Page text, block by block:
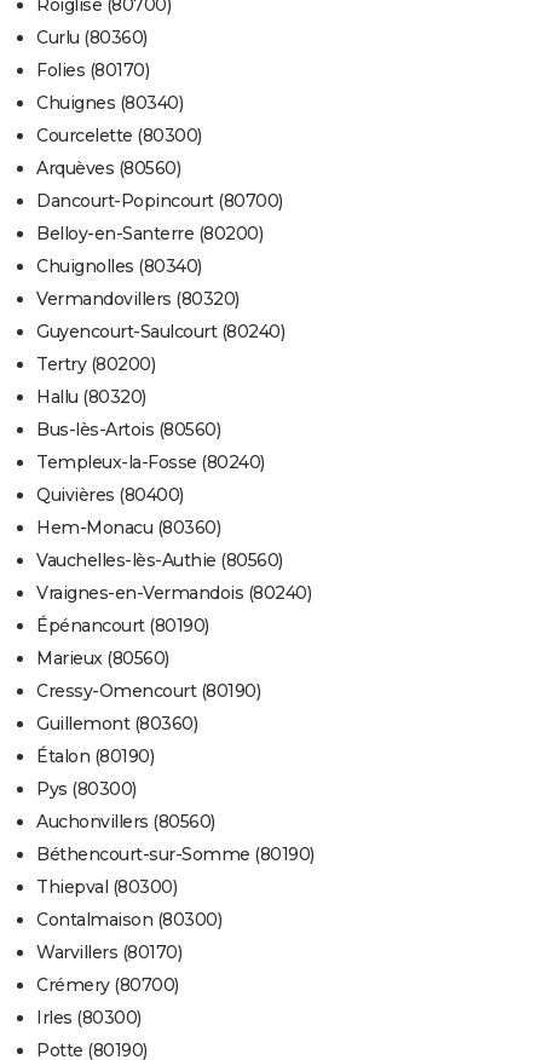
Roiglise (80700)
Curlu (80360)
Folies (80170)
Chuignes (80340)
Courcelette (80300)
Arquèves (80560)
Dancourt-Popincourt (80700)
Belloy-en-Santerre (80200)
Chuignolles (80340)
Vermandovillers (80320)
Guyencourt-Saulcourt (80240)
Tertry (80200)
Hallu (80320)
Bus-lès-Artois (80560)
Templeux-la-Fosse (80240)
Quivières (80400)
Hem-Monacu (80360)
Vauchelles-lès-Authie (80560)
Vraignes-en-Vermandois (80240)
Épénancourt (80190)
Marieux (80560)
Cressy-Omencourt (80190)
Guillemont (80360)
Étalon (80190)
Pys (80300)
Auchonvillers (80560)
Béthencourt-sur-Somme (80190)
Thiepval (80300)
Contalmaison (80300)
Warvillers (80170)
Crémery (80700)
Irles (80300)
Potte (80190)